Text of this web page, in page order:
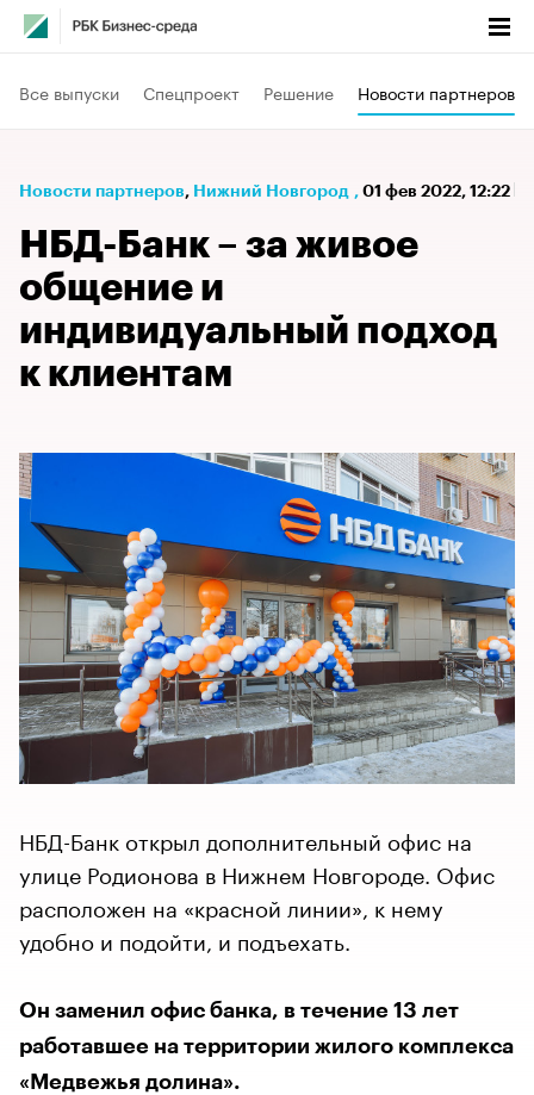
Все выпуски Спецпроект Решение Новости партнеров
Новости партнеров⁠, Нижний Новгород , 01 фев 2022, 12:22
НБД-Банк – за живое
общение и
индивидуальный подход
к клиентам
НБД-Банк открыл дополнительный офис на
улице Родионова в Нижнем Новгороде. Офис
расположен на «красной линии», к нему
удобно и подойти, и подъехать.
Он заменил офис банка, в течение 13 лет
работавшее на территории жилого комплекса
«Медвежья долина».